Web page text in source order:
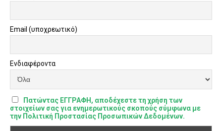
Email (υποχρεωτικό)
Ενδιαφέροντα
Πατώντας ΕΓΓΡΑΦΗ, αποδέχεστε τη χρήση των
στοιχείων σας για ενημερωτικούς σκοπούς σύμφωνα με
την Πολιτική Προστασίας Προσωπικών Δεδομένων.